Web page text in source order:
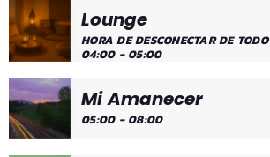
Lounge
HORA DE DESCONECTAR DE TODO
04:00 - 05:00
Mi Amanecer
05:00 - 08:00